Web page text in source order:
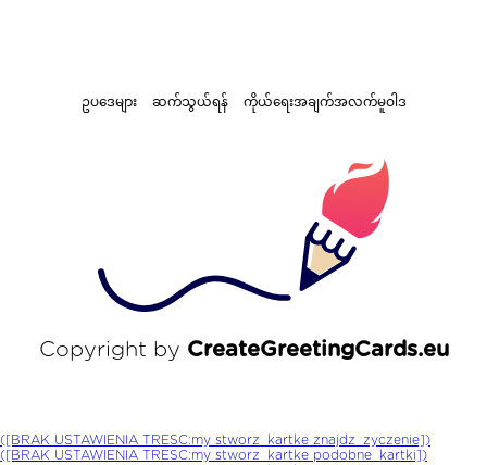
ဥပဒေများ ဆက်သွယ်ရန် ကိုယ်ရေးအချက်အလက်မူဝါဒ
Copyright by CreateGreetingCards.eu
([BRAK USTAWIENIA TRESC:my stworz_kartke znajdz_zyczenie])
([BRAK USTAWIENIA TRESC:my stworz_kartke podobne_kartki])